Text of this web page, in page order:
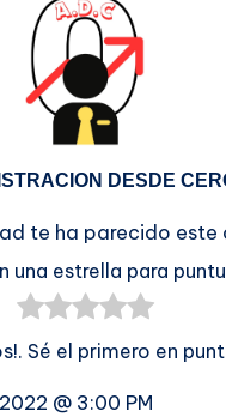
DESDE
te ha parecido este
una estrella para
Sé el primero en
@ 3:00 PM